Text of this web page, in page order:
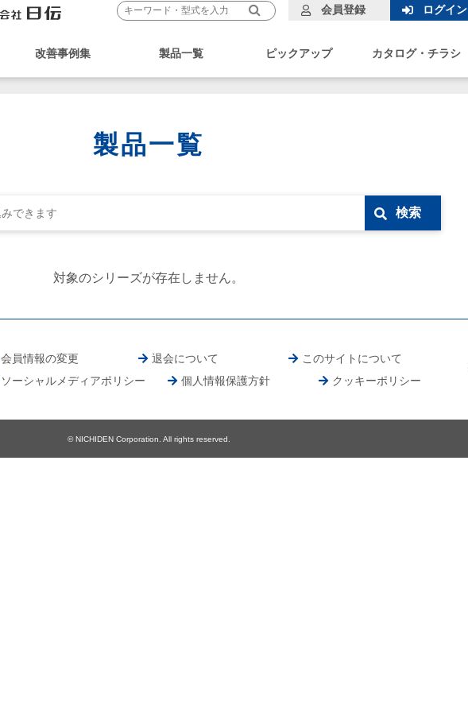
改善事例集 製品一覧 ピックアップ カタログ・チラシ
会員登録 ログイン
製品一覧
検索
対象のシリーズが存在しません。
会員情報の変更 退会について
このサイトについて
ソーシャルメディアポリシー 個人情報保護方針 クッキーポリシー
© NICHIDEN Corporation. All rights reserved.